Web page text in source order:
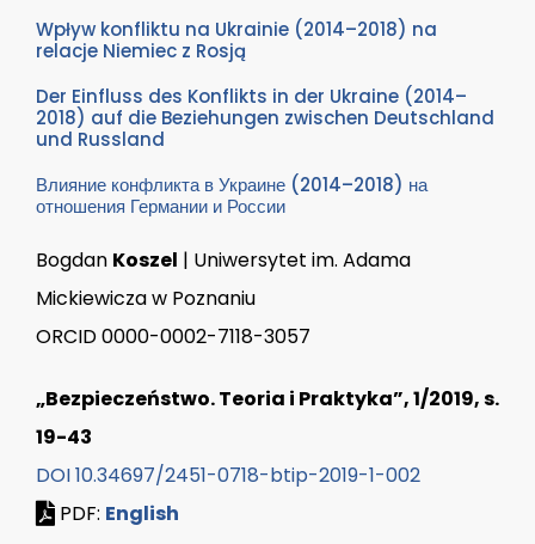
Wpływ konfliktu na Ukrainie (2014–2018) na
relacje Niemiec z Rosją
Der Einfluss des Konflikts in der Ukraine (2014–
2018) auf die Beziehungen zwischen Deutschland
und Russland
Влияние конфликта в Украине (2014–2018) на
отношения Германии и России
Bogdan Koszel | Uniwersytet im. Adama
Mickiewicza w Poznaniu
ORCID 0000-0002-7118-3057
„Bezpieczeństwo. Teoria i Praktyka”, 1/2019, s.
19-43
DOI 10.34697/2451-0718-btip-2019-1-002
PDF: English